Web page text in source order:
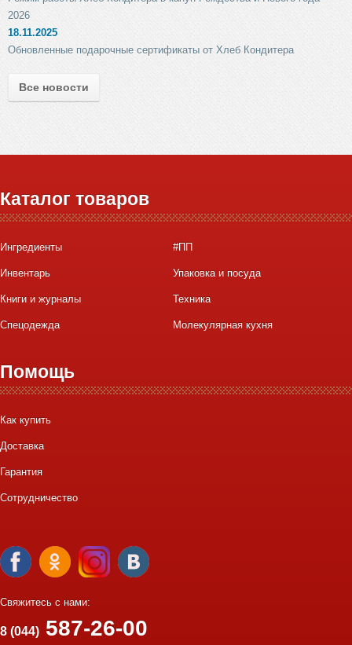
2026
18.11.2025
Обновленные подарочные сертификаты от Хлеб Кондитера
Все новости
Каталог товаров
Ингредиенты #ПП
Инвентарь Упаковка и посуда
Книги и журналы Техника
Спецодежда Молекулярная кухня
Помощь
Как купить
Доставка
Гарантия
Сотрудничество
Свяжитесь с нами:
8 (044) 587-26-00